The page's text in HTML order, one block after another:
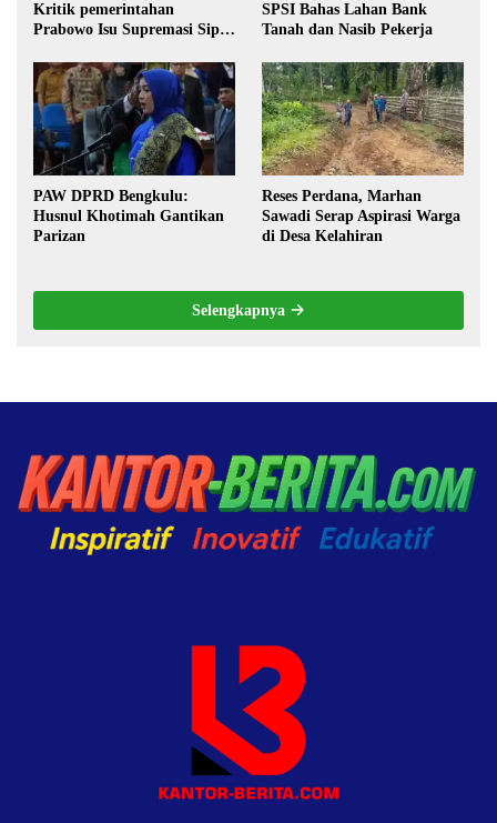
Kritik pemerintahan
Prabowo Isu Supremasi Sipil,
Pilkada oleh DPRD
SPSI Bahas Lahan Bank
Tanah dan Nasib Pekerja
PAW DPRD Bengkulu:
Husnul Khotimah Gantikan
Parizan
Reses Perdana, Marhan
Sawadi Serap Aspirasi Warga
di Desa Kelahiran
Selengkapnya